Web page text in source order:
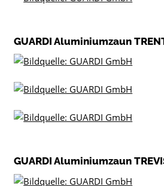
GUARDI Aluminiumzaun
GUARDI Aluminiumzaun